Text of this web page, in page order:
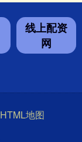
线上配资
网
HTML地图